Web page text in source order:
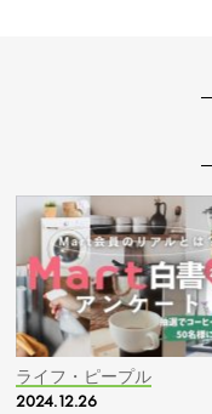
ライフ・ピープル
2024.12.26